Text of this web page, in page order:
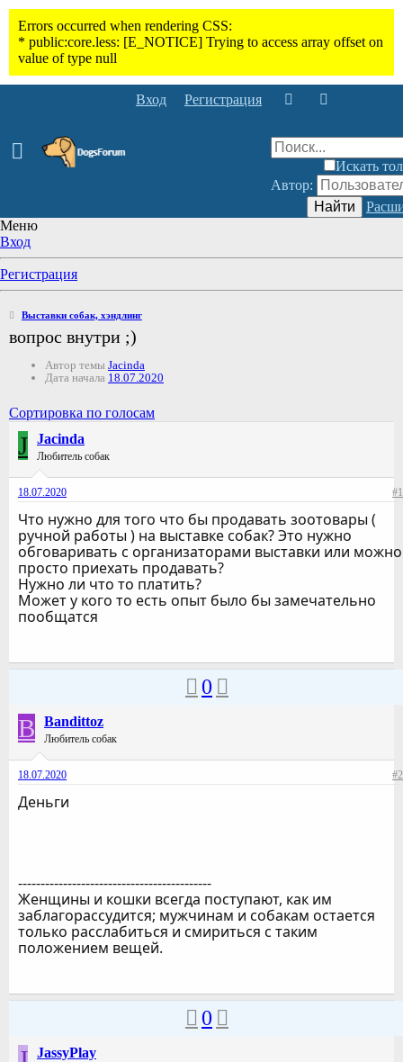
Вход Регистрация
Искать
Автор:
Найти
Меню
Вход
Регистрация
Выставки собак, хэндлинг
вопрос внутри ;)
Автор темы Jacinda
Дата начала 18.07.2020
Сортировка по голосам
J Jacinda
Любитель собак
18.07.2020 #1
Что нужно для того что бы продавать зоотовары (
ручной работы ) на выставке собак? Это нужно
обговаривать с организаторами выставки или можно
просто приехать продавать?
Нужно ли что то платить?
Может у кого то есть опыт было бы замечательно
пообщатся
0
B Bandittoz
Любитель собак
18.07.2020 #2
Деньги
-------------------------------------------
Женщины и кошки всегда поступают, как им
заблагорассудится; мужчинам и собакам остается
только расслабиться и смириться с таким
положением вещей.
0
JassyPlay